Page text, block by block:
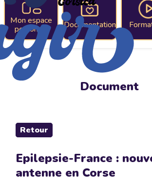
Mon espace
personnel
Documentation
Document
Retour
Epilepsie-France :
antenne en Corse